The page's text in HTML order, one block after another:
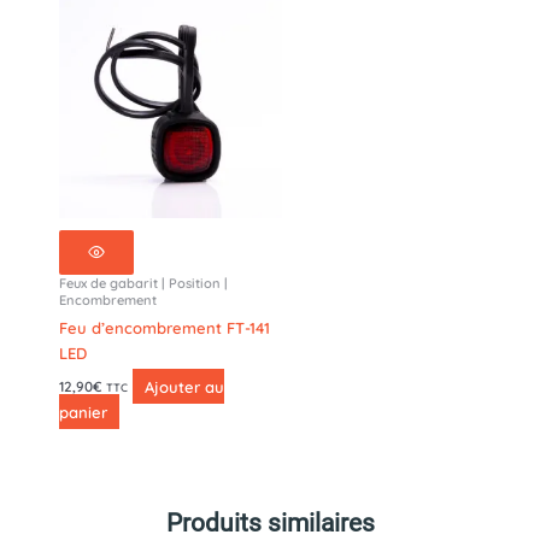
Feux de gabarit | Position |
Encombrement
Feu d’encombrement FT-141
LED
12,90€ TTC
Ajouter au
panier
Produits similaires